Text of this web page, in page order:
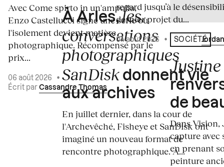
Avec Come spirto in un'ampolla,
Enzo Castellucci signe une série où
l'isolement devient matière
photographique. Récompensé par le
prix...
06 août 2026
•
Écrit par Cassandre Thomas
À Arles,les
conversations
photographiques
SanDisk donnent vie
aux archives
En juillet dernier, dans la cour de
l'Archevêché, Fisheye et SanDisk ont
imaginé un nouveau format de
rencontre photographique. À...
regard jusqu’à le
dernier projet du...
04 août 2026 • Écrit par
SOCIÉTÉ
de
Dans
capture avec
en prenant
peinture